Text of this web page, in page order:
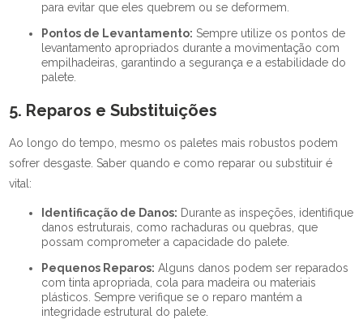
para evitar que eles quebrem ou se deformem.
Pontos de Levantamento: Sempre utilize os pontos de
levantamento apropriados durante a movimentação com
empilhadeiras, garantindo a segurança e a estabilidade do
palete.
5. Reparos e Substituições
Ao longo do tempo, mesmo os paletes mais robustos podem
sofrer desgaste. Saber quando e como reparar ou substituir é
vital:
Identificação de Danos: Durante as inspeções, identifique
danos estruturais, como rachaduras ou quebras, que
possam comprometer a capacidade do palete.
Pequenos Reparos: Alguns danos podem ser reparados
com tinta apropriada, cola para madeira ou materiais
plásticos. Sempre verifique se o reparo mantém a
integridade estrutural do palete.